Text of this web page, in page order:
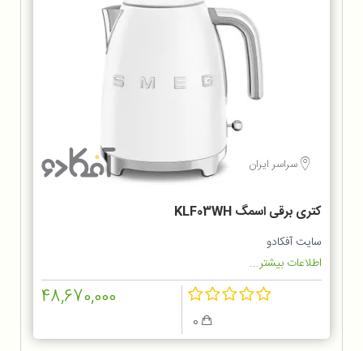
سراسر ایران
کتری برقی اسمگ KLF03WH
سایت آفکادو
اطلاعات بیشتر...
48,670,000